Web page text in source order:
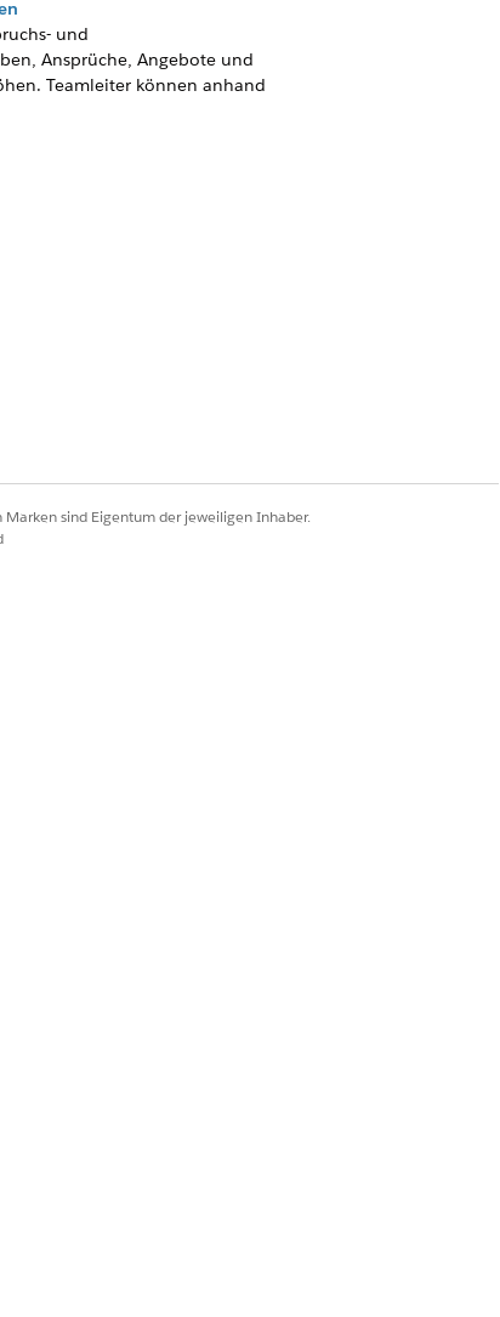
und
Ansprüche, Angebote und
Teamleiter können anhand
Informationen zu aktualisieren.
für diese Version.
Suite in dieser
sind Eigentum der jeweiligen Inhaber.